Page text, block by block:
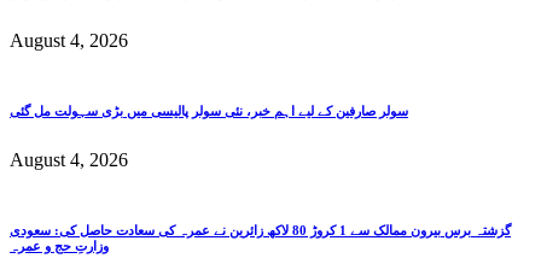
August 4, 2026
سولر صارفین کے لیے اہم خبر، نئی سولر پالیسی میں بڑی سہولت مل گئی
August 4, 2026
گزشتہ برس بیرون ممالک سے 1 کروڑ 80 لاکھ زائرین نے عمرہ کی سعادت حاصل کی: سعودی
وزارتِ حج و عمرہ